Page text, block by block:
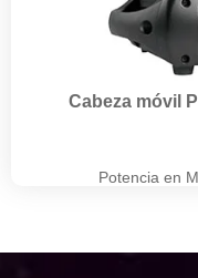
Cabeza móvil
Potencia en